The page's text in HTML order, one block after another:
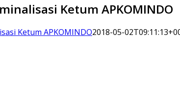
Ketum APKOMINDO
Ketum APKOMINDO2018-05-